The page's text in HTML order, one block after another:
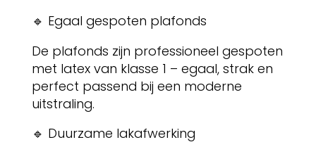
🔹 Egaal gespoten plafonds
De plafonds zijn professioneel gespoten
met latex van klasse 1 – egaal, strak en
perfect passend bij een moderne
uitstraling.
🔹 Duurzame lakafwerking